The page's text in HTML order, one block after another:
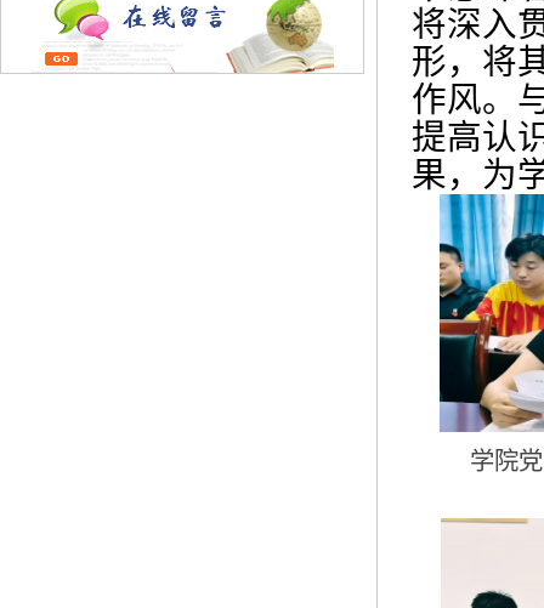
将深入
形，将
作风。
提高认
果，为
学院